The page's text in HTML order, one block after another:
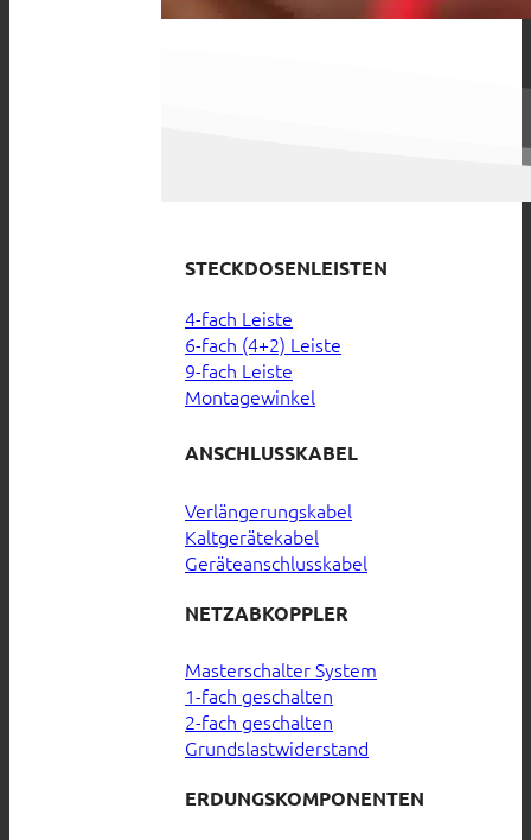
STECKDOSENLEISTEN
4-fach Leiste
6-fach (4+2) Leiste
9-fach Leiste
Montagewinkel
ANSCHLUSSKABEL
Verlängerungskabel
Kaltgerätekabel
Geräteanschlusskabel
NETZABKOPPLER
Masterschalter System
1-fach geschalten
2-fach geschalten
Grundslastwiderstand
ERDUNGSKOMPONENTEN